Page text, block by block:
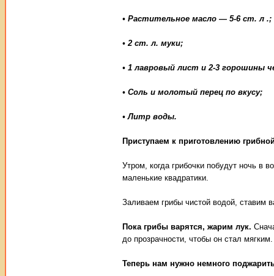
• Растительное масло — 5-6 ст. л .;
• 2 ст. л. муки;
• 1 лавровый лист и 2-3 горошины
• Соль и молотый перец по вкусу;
• Литр воды.
Приступаем к приготовлению
Утром, когда грибочки побудут ночь в
маленькие квадратики.
Заливаем грибы чистой водой, ставим
Пока грибы варятся, жарим лук.
до прозрачности, чтобы он стал
Теперь нам нужно немного